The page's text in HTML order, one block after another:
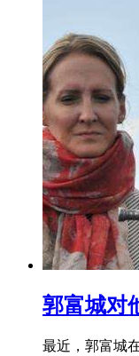
郭富城对
最近，郭富城